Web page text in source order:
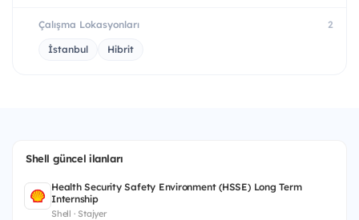
Çalışma Lokasyonları 2
İstanbul Hibrit
Shell güncel ilanları
Health Security Safety Environment (HSSE) Long Term
Internship
Shell · Stajyer